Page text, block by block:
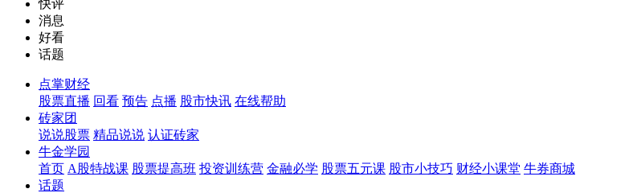
快评
消息
好看
话题
点掌财经
股票直播 回看 预告 点播 股市快讯 在线帮助
砖家团
说说股票 精品说说 认证砖家
牛金学园
首页 A股特战课 股票提高班 投资训练营 金融必学 股票五元课 股市小技巧 财经小课堂 牛券商城
话题